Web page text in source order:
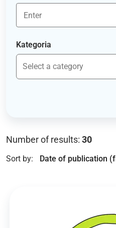
Kategoria
Number of results: 30
Sort by: